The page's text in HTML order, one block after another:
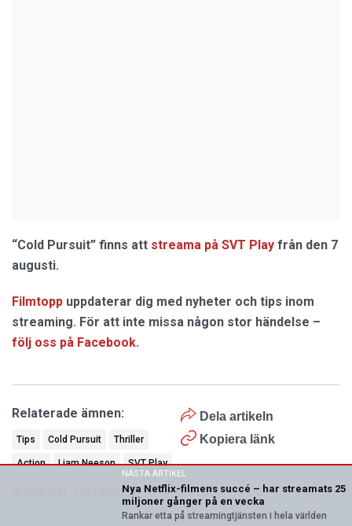
“Cold Pursuit” finns att streama på SVT Play från den 7
augusti.
Filmtopp uppdaterar dig med nyheter och tips inom
streaming. För att inte missa någon stor händelse –
följ oss på Facebook.
Dela artikeln
Kopiera länk
Relaterade ämnen:
Tips Cold Pursuit Thriller
Action Liam Neeson SVT Play
Anmäl text- och faktafel
NÄSTA ARTIKEL
Nya Netflix-filmens succé – har streamats 25
miljoner gånger på en vecka
Rankar etta på streamingtjänsten i hela världen